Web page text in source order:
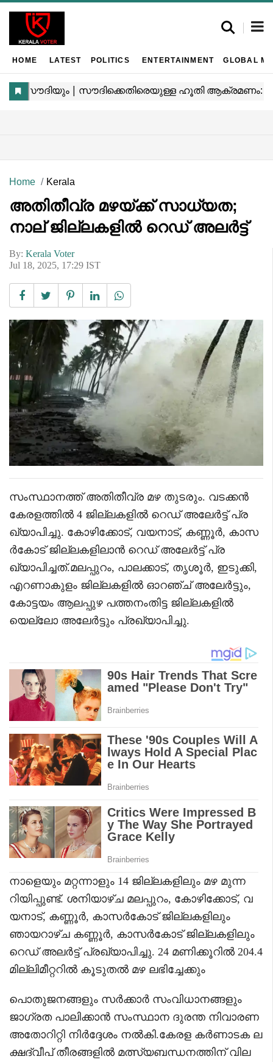
HOME LATEST POLITICS ENTERTAINMENT GLOBAL
Home Kerala
അതിതീവ്ര മഴയ്ക്ക് സാധ്യത;
നാല് ജില്ലകളിൽ റെഡ് അലർട്ട്
By: Kerala Voter
Jul 18, 2025, 17:29 IST
സംസ്ഥാനത്ത് അതിതീവ്ര മഴ തുടരും. വടക്കൻ
കേരളത്തിൽ 4 ജില്ലകളിൽ റെഡ് അലേർട്ട് പ്ര
ഖ്യാപിച്ചു. കോഴിക്കോട്, വയനാട്, കണ്ണൂർ, കാസ
ർകോട് ജില്ലകളിലാൻ റെഡ് അലേർട്ട് പ്ര
ഖ്യാപിച്ചത്.മലപ്പുറം, പാലക്കാട്, തൃശൂർ, ഇടുക്കി,
എറണാകുളം ജില്ലകളിൽ ഓറഞ്ച് അലേർട്ടും,
കോട്ടയം ആലപ്പുഴ പത്തനംതിട്ട ജില്ലകളിൽ
യെല്ലോ അലേർട്ടും പ്രഖ്യാപിച്ചു.
നാളെയും മറ്റന്നാളും 14 ജില്ലകളിലും മഴ മുന്ന
റിയിപ്പുണ്ട്. ശനിയാഴ്ച മലപ്പുറം, കോഴിക്കോട്, വ
യനാട്, കണ്ണൂർ, കാസർകോട് ജില്ലകളിലും
ഞായറാഴ്ച കണ്ണൂർ, കാസർകോട് ജില്ലകളിലും
റെഡ് അലർട്ട് പ്രഖ്യാപിച്ചു. 24 മണിക്കൂറിൽ 204.4
മില്ലിമീറ്ററിൽ കൂടുതൽ മഴ ലഭിച്ചേക്കും
പൊതുജനങ്ങളും സർക്കാർ സംവിധാനങ്ങളും
ജാഗ്രത പാലിക്കാൻ സംസ്ഥാന ദുരന്ത നിവാരണ
അതോറിറ്റി നിർദ്ദേശം നൽകി.കേരള കർണാടക ല
ക്ഷദ്വീപ് തീരങ്ങളിൽ മത്സ്യബന്ധനത്തിന് വില